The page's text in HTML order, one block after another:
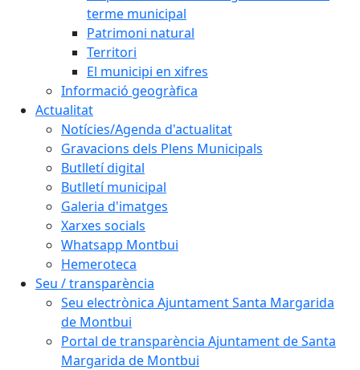
terme municipal
Patrimoni natural
Territori
El municipi en xifres
Informació geogràfica
Actualitat
Notícies/Agenda d'actualitat
Gravacions dels Plens Municipals
Butlletí digital
Butlletí municipal
Galeria d'imatges
Xarxes socials
Whatsapp Montbui
Hemeroteca
Seu / transparència
Seu electrònica Ajuntament Santa Margarida
de Montbui
Portal de transparència Ajuntament de Santa
Margarida de Montbui